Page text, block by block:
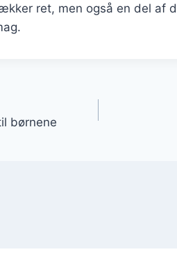
ret, men også en del af
børnene